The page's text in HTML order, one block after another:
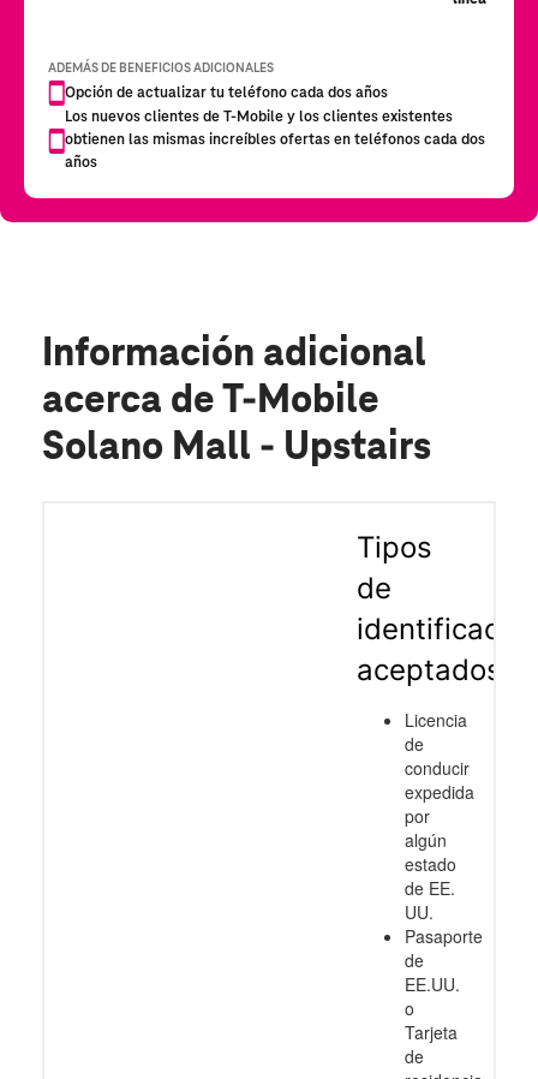
Información adicional
acerca de T-Mobile
Solano Mall - Upstairs
Tipos
de
aceptados
Licencia
de
conducir
expedida
por
algún
estado
de EE.
UU.
Pasaporte
de
EE.UU.
o
Tarjeta
de